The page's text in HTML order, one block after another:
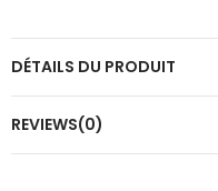
DÉTAILS DU PRODUIT
REVIEWS(0)